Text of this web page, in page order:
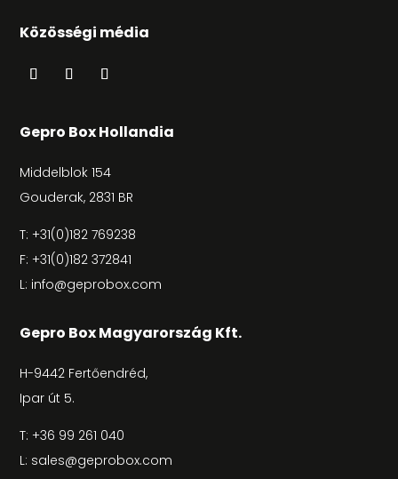
Közösségi média
Gepro Box Hollandia
Middelblok 154
Gouderak, 2831 BR
T: +31(0)182 769238
F: +31(0)182 372841
L: info@geprobox.com
Gepro Box Magyarország Kft.
H-9442 Fertőendréd,
Ipar út 5.
T: +36 99 261 040
L: sales@geprobox.com